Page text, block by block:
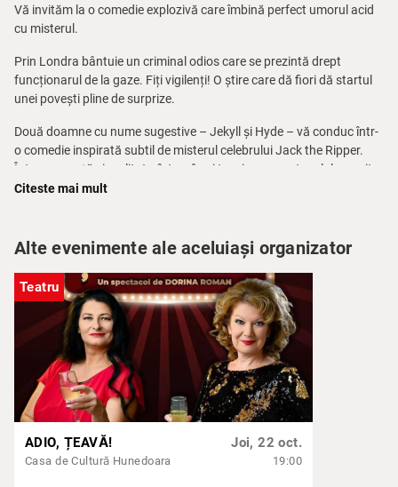
Vă invităm la o comedie explozivă care îmbină perfect umorul acid
cu misterul.
Prin Londra bântuie un criminal odios care se prezintă drept
funcționarul de la gaze. Fiți vigilenți! O știre care dă fiori dă startul
unei povești pline de surprize.
Două doamne cu nume sugestive – Jekyll și Hyde – vă conduc într-
o comedie inspirată subtil de misterul celebrului Jack the Ripper.
Între aparență și realitate, între râs și tensiune, spectacolul promite
să vă țină cu sufletul la gură, dar și să vă smulgă hohote de râs.
spectacol care surprinde la fiecare replică.
Nu ratați o seară diferită, în care dragostea chiar poate ucide.
Citeste mai mult
Alte evenimente ale aceluiași organizator
Teatru
ADIO, ȚEAVĂ!
Casa de Cultură Hunedoara
Joi, 22 oct.
19:00